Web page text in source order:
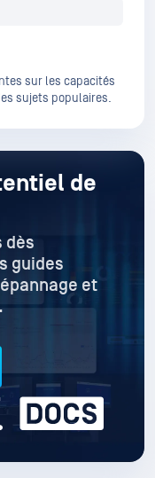
sur les capacités
sujets populaires.
de
dès
guides
et